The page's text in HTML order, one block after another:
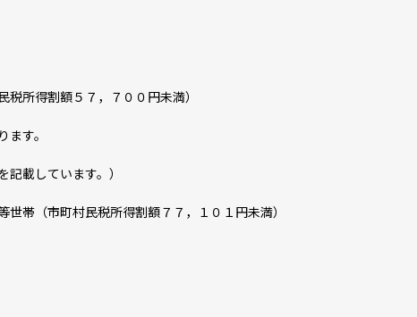
所得割額５７，７００円未満）
ます。
載しています。）
帯（市町村民税所得割額７７，１０１円未満）